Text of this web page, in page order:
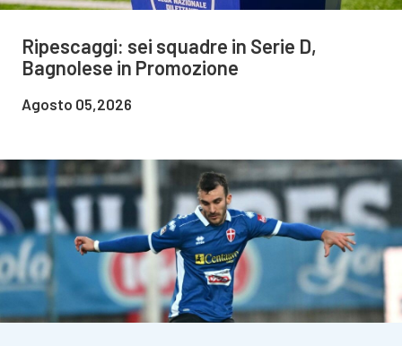
Ripescaggi: sei squadre in Serie D,
Bagnolese in Promozione
Agosto 05,2026